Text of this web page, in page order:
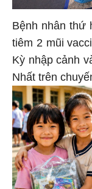
Bệnh nhân thứ
tiêm 2 mũi
Kỳ nhập cảnh
Nhất trên